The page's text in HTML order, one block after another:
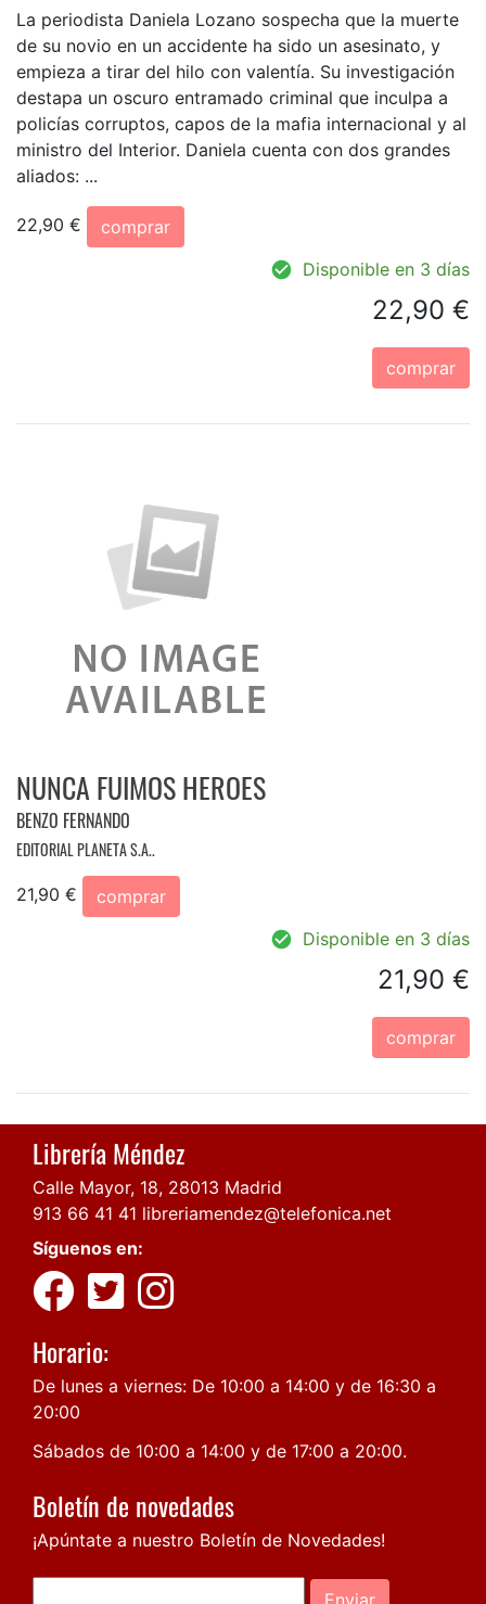
La periodista Daniela Lozano sospecha que la muerte
de su novio en un accidente ha sido un asesinato, y
empieza a tirar del hilo con valentía. Su investigación
destapa un oscuro entramado criminal que inculpa a
policías corruptos, capos de la mafia internacional y al
ministro del Interior. Daniela cuenta con dos grandes
aliados: ...
22,90 €
comprar
Disponible en 3 días
22,90 €
comprar
NUNCA FUIMOS HEROES
BENZO FERNANDO
EDITORIAL PLANETA S.A..
21,90 €
comprar
Disponible en 3 días
21,90 €
comprar
Librería Méndez
Calle Mayor, 18, 28013 Madrid
913 66 41 41 libreriamendez@telefonica.net
Síguenos en:
Horario:
De lunes a viernes: De 10:00 a 14:00 y de 16:30 a
20:00
Sábados de 10:00 a 14:00 y de 17:00 a 20:00.
Boletín de novedades
¡Apúntate a nuestro Boletín de Novedades!
Enviar